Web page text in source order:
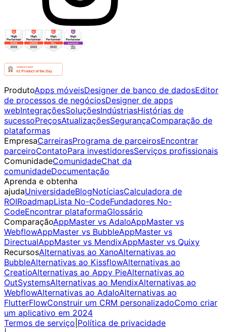
ProdutoApps móveisDesigner de banco de dadosEditor
de processos de negóciosDesigner de apps
webIntegraçõesSoluçõesIndústriasHistórias de
sucessoPreçosAtualizaçõesSegurançaComparação de
plataformas
EmpresaCarreirasPrograma de parceirosEncontrar
parceiroContatoPara investidoresServiços profissionais
ComunidadeComunidadeChat da
comunidadeDocumentação
Aprenda e obtenha
ajudaUniversidadeBlogNotíciasCalculadora de
ROIRoadmapLista No-CodeFundadores No-
CodeEncontrar plataformaGlossário
ComparaçãoAppMaster vs AdaloAppMaster vs
WebflowAppMaster vs BubbleAppMaster vs
DirectualAppMaster vs MendixAppMaster vs Quixy
RecursosAlternativas ao XanoAlternativas ao
BubbleAlternativas ao KissflowAlternativas ao
CreatioAlternativas ao Appy PieAlternativas ao
OutSystemsAlternativas ao MendixAlternativas ao
WebflowAlternativas ao AdaloAlternativas ao
FlutterFlowConstruir um CRM personalizadoComo criar
um aplicativo em 2024
Termos de serviço Política de privacidade